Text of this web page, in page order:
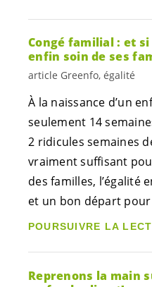
Congé familial : et
enfin soin de ses
article Greenfo, égalité
À la naissance d’un
seulement 14
2 ridicules semaines
vraiment suffisant
des familles, l’égalité
et un bon départ
POURSUIVRE LA
Reprenons la main